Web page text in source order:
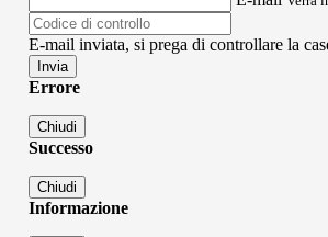
E-mail inviata, si prega di controllare la
Errore
Chiudi
Successo
Chiudi
Informazione